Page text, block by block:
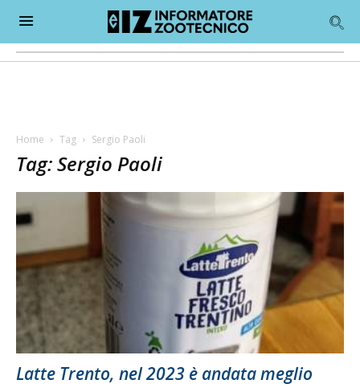
Home Tag Sergio Paoli
Tag: Sergio Paoli
Latte Trento, nel 2023 è andata meglio